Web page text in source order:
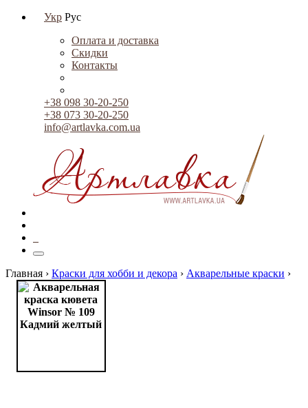
Укр Рус
Оплата и доставка
Скидки
Контакты
+38 098 30-20-250
+38 073 30-20-250
info@artlavka.com.ua
Главная › Краски для хобби и декора › Акварельные краски ›